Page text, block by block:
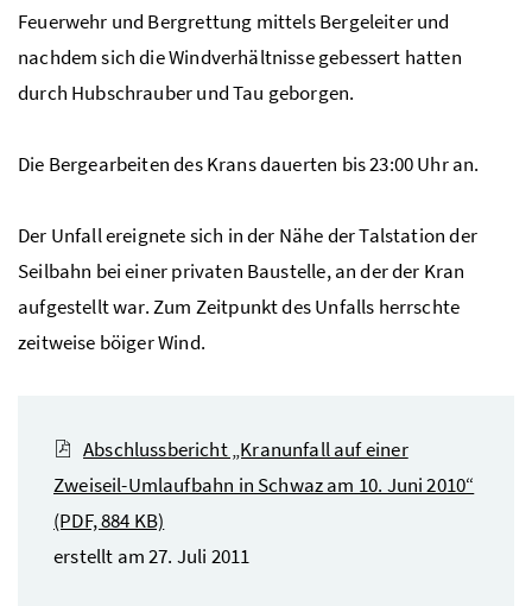
Feuerwehr und Bergrettung mittels Bergeleiter und
nachdem sich die Windverhältnisse gebessert hatten
durch Hubschrauber und Tau geborgen.
Die Bergearbeiten des Krans dauerten bis 23:00 Uhr an.
Der Unfall ereignete sich in der Nähe der Talstation der
Seilbahn bei einer privaten Baustelle, an der der Kran
aufgestellt war. Zum Zeitpunkt des Unfalls herrschte
zeitweise böiger Wind.
Abschlussbericht „Kranunfall auf einer
Zweiseil-Umlaufbahn in Schwaz am 10. Juni 2010“
(PDF, 884 KB)
erstellt am 27. Juli 2011